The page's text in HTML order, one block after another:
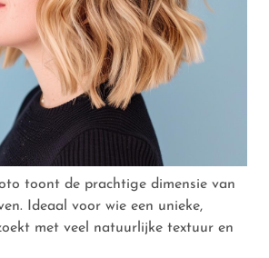
toont de prachtige dimensie van
Ideaal voor wie een unieke,
met veel natuurlijke textuur en